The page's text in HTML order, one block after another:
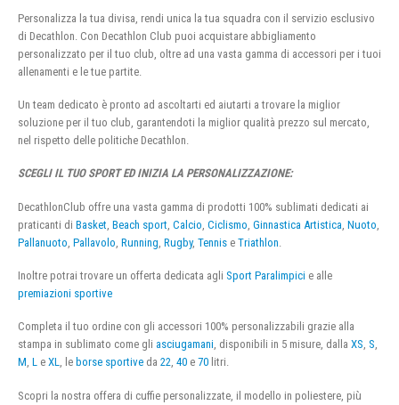
Personalizza la tua divisa, rendi unica la tua squadra con il servizio esclusivo
di Decathlon. Con Decathlon Club puoi acquistare abbigliamento
personalizzato per il tuo club, oltre ad una vasta gamma di accessori per i tuoi
allenamenti e le tue partite.
Un team dedicato è pronto ad ascoltarti ed aiutarti a trovare la miglior
soluzione per il tuo club, garantendoti la miglior qualità prezzo sul mercato,
nel rispetto delle politiche Decathlon.
SCEGLI IL TUO SPORT ED INIZIA LA PERSONALIZZAZIONE:
DecathlonClub offre una vasta gamma di prodotti 100% sublimati dedicati ai
praticanti di Basket Beach sport Calcio Ciclismo Ginnastica Artistica Nuoto
Pallanuoto Pallavolo Running Rugby, Tennis e Triathlon
Inoltre potrai trovare un offerta dedicata agli Sport Paralimpici e alle
premiazioni sportive
Completa il tuo ordine con gli accessori 100% personalizzabili grazie alla
stampa in sublimato come gli asciugamani, disponibili in 5 misure, dalla XS, S,
M, L e XL, le borse sportive da 22, 40 e 70 litri.
Scopri la nostra offera di cuffie personalizzate, il modello in poliestere, più